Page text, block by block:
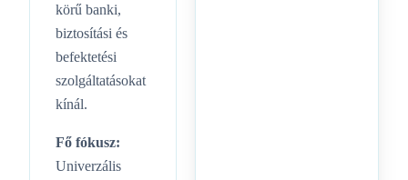
körű banki,
biztosítási és
befektetési
szolgáltatásokat
kínál.
Fő fókusz:
Univerzális